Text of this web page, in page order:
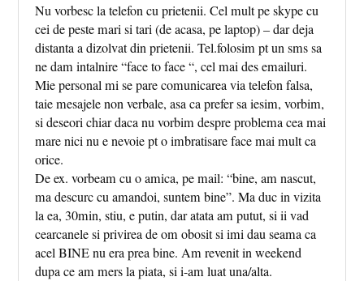
Nu vorbesc la telefon cu prietenii. Cel mult pe skype cu
cei de peste mari si tari (de acasa, pe laptop) – dar deja
distanta a dizolvat din prietenii. Tel.folosim pt un sms sa
ne dam intalnire “face to face “, cel mai des emailuri.
Mie personal mi se pare comunicarea via telefon falsa,
taie mesajele non verbale, asa ca prefer sa iesim, vorbim,
si deseori chiar daca nu vorbim despre problema cea mai
mare nici nu e nevoie pt o imbratisare face mai mult ca
orice.
De ex. vorbeam cu o amica, pe mail: “bine, am nascut,
ma descurc cu amandoi, suntem bine”. Ma duc in vizita
la ea, 30min, stiu, e putin, dar atata am putut, si ii vad
cearcanele si privirea de om obosit si imi dau seama ca
acel BINE nu era prea bine. Am revenit in weekend
dupa ce am mers la piata, si i-am luat una/alta.